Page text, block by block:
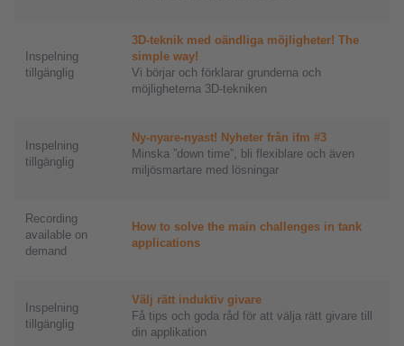
Inspelning
tillgänglig
3D-teknik med oändliga möjligheter! The
simple way!
Vi börjar och förklarar grunderna och
möjligheterna 3D-tekniken
Inspelning
tillgänglig
Ny-nyare-nyast! Nyheter från ifm #3
Minska ”down time”, bli flexiblare och även
miljösmartare med lösningar
Recording
available on
demand
How to solve the main challenges in tank
applications
Inspelning
tillgänglig
Välj rätt induktiv givare
Få tips och goda råd för att välja rätt givare till
din applikation